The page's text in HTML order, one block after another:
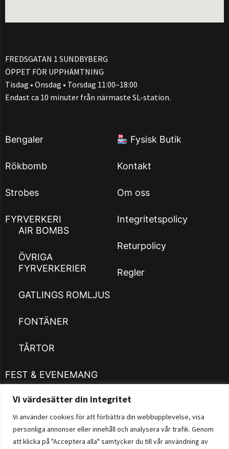
Vi värdesätter din integritet
Vi använder cookies för att förbättra din webbupplevelse, visa
personliga annonser eller innehåll och analysera vår trafik. Genom
att klicka på "Acceptera alla" samtycker du till vår användning av
FREDSGATAN 1 SUNDBYBERG
ÖPPET FÖR UPPHÄMTNING
Tisdag • Onsdag • Torsdag 11:00–18:00
Endast ca 10 minuter från närmaste SL-station.
Bengaler
Rökbomb
Strobes
FYRVERKERI
AIR BOMBS
ÖVRIGA
FYRVERKERIER
GATLINGS ROMLJUS
FONTÄNER
TÅRTOR
FEST & EVENEMANG
Kläder
Customizer
Fysisk Butik
Fysisk Butik
Kontakt
Om oss
Integritetspolicy
Returpolicy
Regler